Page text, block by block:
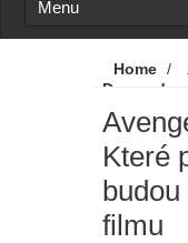
Home /
Doomsday
Secret
hlavními
Které
filmu